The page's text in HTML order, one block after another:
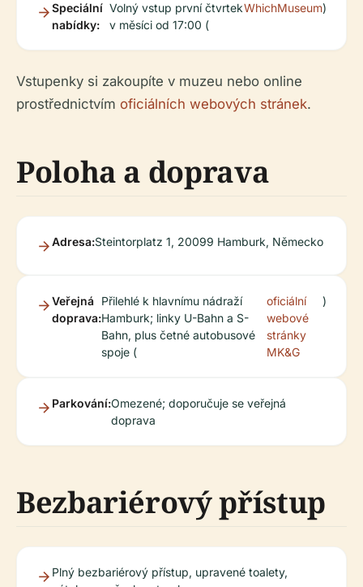
Speciální
nabídky:
Volný vstup první čtvrtek
v měsíci od 17:00 (
WhichMuseum)
Vstupenky si zakoupíte v muzeu nebo online
prostřednictvím oficiálních webových stránek.
Poloha a doprava
Adresa:Steintorplatz 1, 20099 Hamburk, Německo
Veřejná
doprava:
Přilehlé k hlavnímu nádraží
Hamburk; linky U-Bahn a S-
Bahn, plus četné autobusové
spoje (
oficiální
webové
stránky
MK&G
)
Parkování:Omezené; doporučuje se veřejná
doprava
Bezbariérový přístup
Plný bezbariérový přístup, upravené toalety,